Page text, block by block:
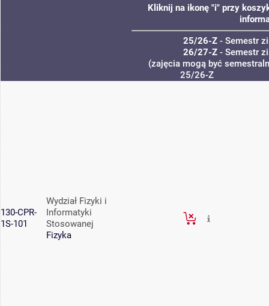
Kliknij na ikonę "i" przy
25/26-Z- Semestr
26/27-Z- Semestr
(zajęcia mogą być
25/26-Z
130-CPR-
1S-101
Wydział Fizyki i
Informatyki
Stosowanej
Fizyka